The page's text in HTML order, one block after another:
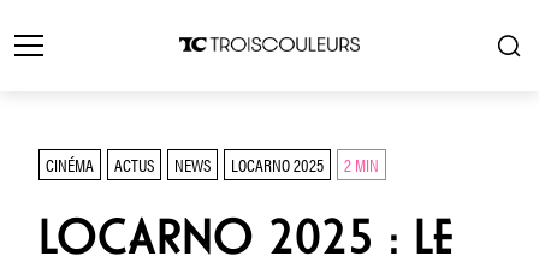
CINÉMA ACTUS NEWS LOCARNO 2025 2 MIN
LOCARNO 2025 : LE